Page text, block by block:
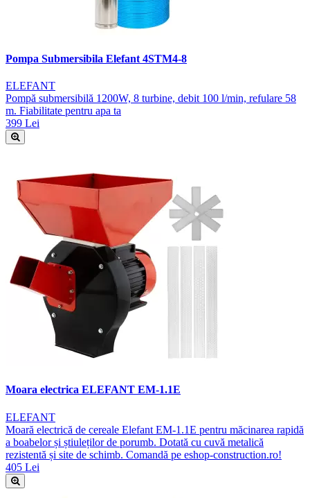
Pompa Submersibila Elefant 4STM4-8
ELEFANT
Pompă submersibilă 1200W, 8 turbine, debit 100 l/min, refulare 58
m. Fiabilitate pentru apa ta
399 Lei
Moara electrica ELEFANT EM-1.1E
ELEFANT
Moară electrică de cereale Elefant EM-1.1E pentru măcinarea rapidă
a boabelor și știuleților de porumb. Dotată cu cuvă metalică
rezistentă și site de schimb. Comandă pe eshop-construction.ro!
405 Lei